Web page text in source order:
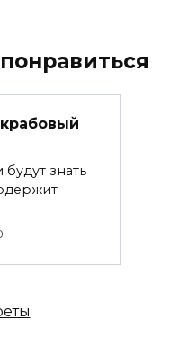
знать